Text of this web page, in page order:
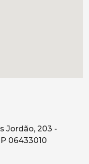
Jordão, 203 -
06433010